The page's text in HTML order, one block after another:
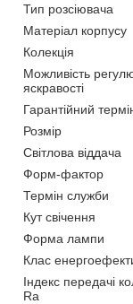
Тип розсіювача
Матеріал корпусу
Колекція
Можливість
яскравості
Гарантійний
Розмір
Світлова віддача
Форм-фактор
Термін служби
Кут свічення
Форма лампи
Клас
Індекс передачі
Ra